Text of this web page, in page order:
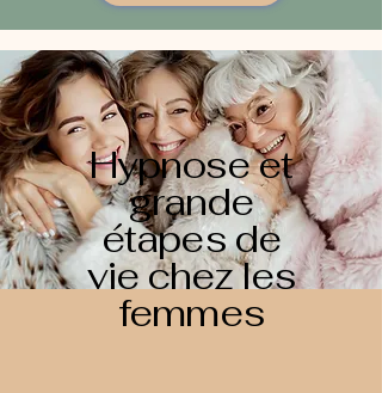
Hypnose et
grande
étapes de
vie chez les
femmes